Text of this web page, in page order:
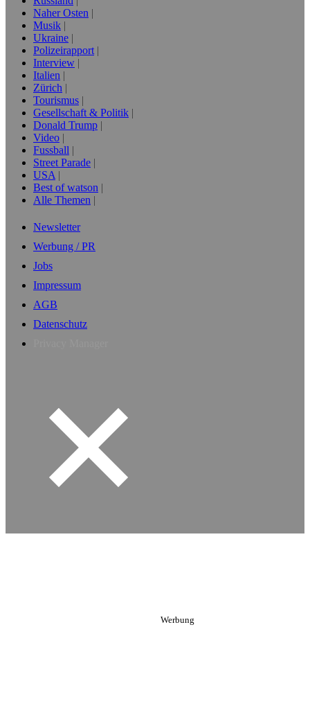
Naher Osten
Musik
Ukraine
Polizeirapport
Interview
Italien
Zürich
Tourismus
Gesellschaft & Politik
Donald Trump
Video
Fussball
Street Parade
USA
Best of watson
Alle Themen
Newsletter
Werbung / PR
Jobs
Impressum
AGB
Datenschutz